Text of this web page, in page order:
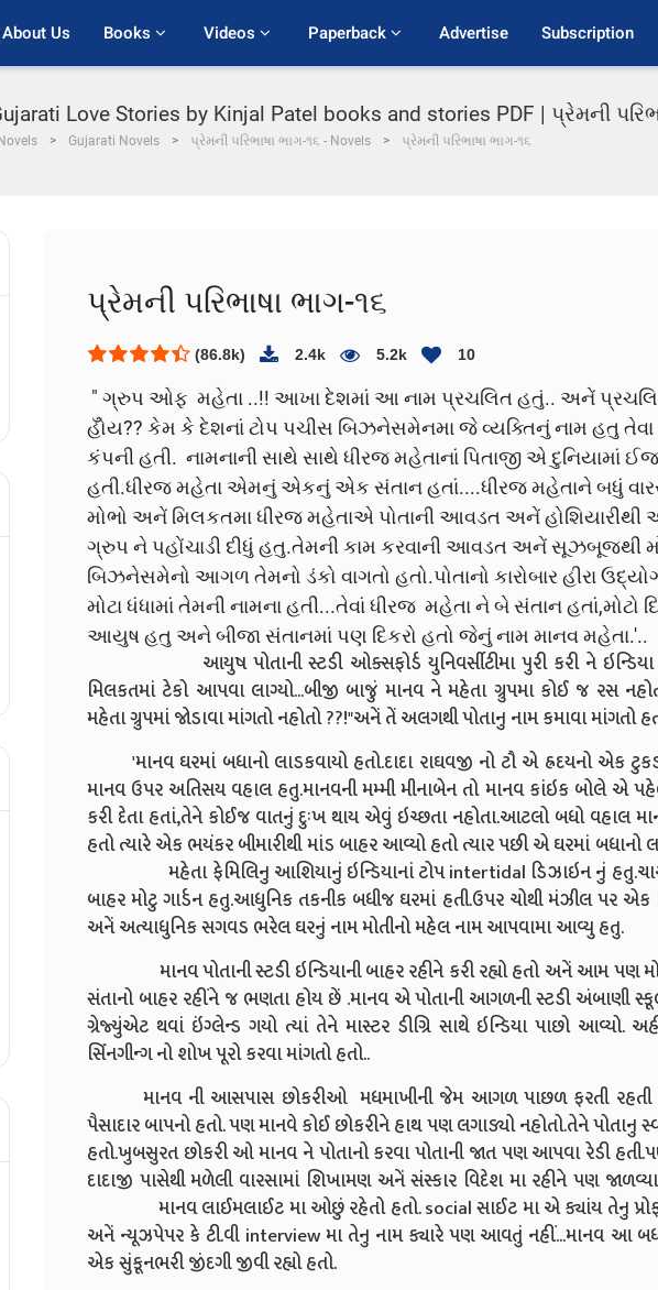
About Us Books Videos Paperback Advertise Subscription
Love Stories by Kinjal Patel books and stories PDF | પ્રેમની
Novels Gujarati Novels પ્રેમની પરિભાષા ભાગ-૧૬ - Novels પ્રેમની પરિભાષા ભાગ-૧૬
પ્રેમની પરિભાષા ભાગ-૧૬
(86.8k) 2.4k 5.2k 10
" ગ્રુપ ઓફ મહેતા ..!! આખા દેશમાં આ નામ પ્રચલિત હતું.. અનેં
હોઁય?? કેમ કે દેશનાં ટોપ પચીસ બિઝનેસમેનમા જે વ્યક્તિનું નામ હતુ તેવા
કંપની હતી. નામનાની સાથે સાથે ધીરજ મહેતાનાં પિતાજી એ દુનિયામાં
હતી.ધીરજ મહેતા એમનું એકનું એક સંતાન હતાં....ધીરજ મહેતાને બધું
મોભો અનેં મિલકતમા ધીરજ મહેતાએ પોતાની આવડત અનેં હોશિયારીથી
ગ્રુપ ને પહોંચાડી દીધું હતુ.તેમની કામ કરવાની આવડત અનેં સૂઝબૂજથી
બિઝનેસમેનો આગળ તેમનો ડંકો વાગતો હતો.પોતાનો કારોબાર હીરા
મોટા ધંધામાં તેમની નામના હતી...તેવાં ધીરજ મહેતા ને બે સંતાન હતાં,મોટો
આયુષ હતુ અને બીજા સંતાનમાં પણ દિકરો હતો જેનું નામ માનવ મહેતા.'..
આયુષ પોતાની સ્ટડી ઓક્સફોર્ડ યુનિવર્સીટીમા પુરી કરી ને ઇન્ડિયા
મિલકતમાં ટેકો આપવા લાગ્યો...બીજી બાજું માનવ ને મહેતા ગ્રુપમા કોઈ જ રસ
મહેતા ગ્રુપમાં જોડાવા માંગતો નહોતો ??!"અનેં તેં અલગથી પોતાનુ નામ કમાવા માંગતો
'માનવ ઘરમાં બધાનો લાડકવાયો હતો.દાદા રાઘવજી નો ટૌ એ હ્રદયનો એક
માનવ ઉપર અતિસય વહાલ હતુ.માનવની મમ્મી મીનાબેન તો માનવ કાંઇક બોલે એ
કરી દેતા હતાં,તેને કોઈજ વાતનું દુઃખ થાય એવું ઇચ્છતા નહોતા.આટલો બધો વહાલ
હતો ત્યારે એક ભયંકર બીમારીથી માંડ બાહર આવ્યો હતો ત્યાર પછી એ ઘરમાં બધાનો
મહેતા ફેમિલિનુ આશિયાનું ઇન્ડિયાનાં ટોપ intertidal ડિઝાઇન નું હતુ.ચાર
બાહર મોટુ ગાર્ડન હતુ.આધુનિક તકનીક બધીજ ઘરમાં હતી.ઉપર ચોથી મંઝીલ પર એક
અનેં અત્યાધુનિક સગવડ ભરેલ ઘરનું નામ મોતીનો મહેલ નામ આપવામા આવ્યુ હતુ.
માનવ પોતાની સ્ટડી ઇન્ડિયાની બાહર રહીને કરી રહ્યો હતો અનેં આમ પણ
સંતાનો બાહર રહીંને જ ભણતા હોય છેં .માનવ એ પોતાની આગળની સ્ટડી અંબાણી
ગ્રેજ્યુંએટ થવાં ઇંગ્લેન્ડ ગયો ત્યાં તેને માસ્ટર ડીગ્રિ સાથે ઇન્ડિયા પાછો આવ્યો.
સિઁનગીન્ગ નો શોખ પૂરો કરવા માંગતો હતો..
માનવ ની આસપાસ છોકરીઓ મધમાખીની જેમ આગળ પાછળ ફરતી રહતી
પૈસાદાર બાપનો હતો. પણ માનવે કોઈ છોકરીને હાથ પણ લગાડ્યો નહોતો.તેને પોતાનુ
હતો.ખુબસુરત છોકરી ઓ માનવ ને પોતાનો કરવા પોતાની જાત પણ આપવા રેડી
દાદાજી પાસેથી મળેલી વારસામાં શિખામણ અનેં સંસ્કાર વિદેશ મા રહીને પણ
માનવ લાઈમલાઈટ મા ઓછું રહેતો હતો. social સાઈટ મા એ ક્યાંય તેનુ
અનેં ન્યૂઝપેપર કે ટી.વી interview મા તેનુ નામ ક્યારે પણ આવતું નહીં...માનવ આ
એક સુંકૂનભરી જીંદગી જીવી રહ્યો હતો.